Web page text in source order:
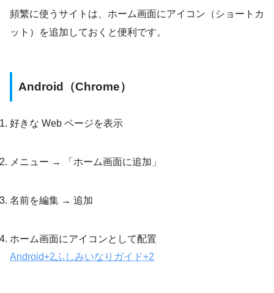
頻繁に使うサイトは、ホーム画面にアイコン（ショートカ
ット）を追加しておくと便利です。
Android（Chrome）
好きな Web ページを表示
メニュー → 「ホーム画面に追加」
名前を編集 → 追加
ホーム画面にアイコンとして配置
Android+2ふしみいなりガイド+2